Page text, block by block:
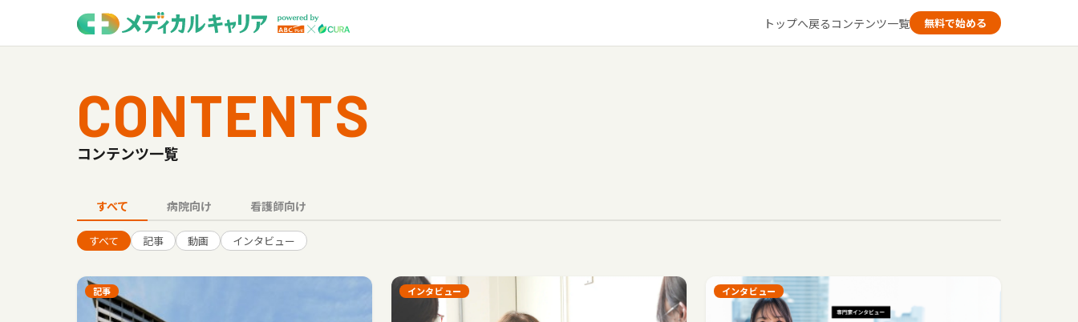
トップへ戻るコンテンツ一覧 無料で始める
CONTENTS
コンテンツ一覧
すべて 病院向け 看護師向け
すべて 記事 動画 インタビュー
記事 インタビュー インタビュー